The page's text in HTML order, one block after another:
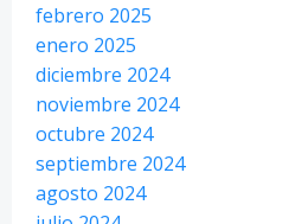
febrero 2025
enero 2025
diciembre 2024
noviembre 2024
octubre 2024
septiembre 2024
agosto 2024